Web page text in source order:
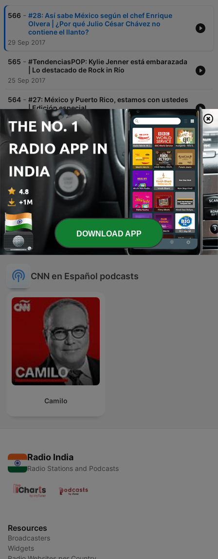
566 - #28: Así sabe México según el chef Enrique
Olvera | ¿Por qué Julio César Chávez no
contiene el llanto?
29 Sep 2017
565 - #TendenciasPOP: Kylie Jenner está embarazada
| Lo destacado de Rock in Río
25 Sep 2017
564 - #27: México y Puerto Rico, estamos con ustedes
| Edición especial
23 Sep 2017
563
#26: Hablamos con Megan Fox en CDMX | El
mexicano que ha creado tus perfumes favoritos
15 Sep 2017
562 - #BonusTrack: Esto es todo lo que tienes que
saber del evento de Apple
13 Sep 2017
CNN en Español podcasts
Camilo
Radio India
Radio Stations and Podcasts
Resources
Broadcasters
Widgets
DOWNLOAD APP